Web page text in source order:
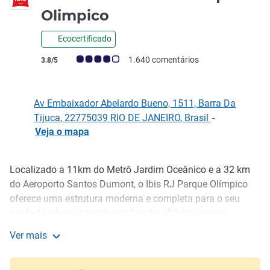
Olimpico
Ecocertificado
Classificação clientes Avis (Classificação ALL)
3.8/5 1.640 comentários
Av Embaixador Abelardo Bueno, 1511, Barra Da
Tijuca, 22775039 RIO DE JANEIRO, Brasil -
Veja o mapa
Descrição
Localizado a 11km do Metrô Jardim Oceânico e a 32 km
do Aeroporto Santos Dumont, o Ibis RJ Parque Olímpico
oferece uma estrutura moderna e completa para o seu
condicionado, Wi-Fi grátis, restaurante, bar e
estacionamento. Para começar bem o dia, saboreie nosso
Ver mais